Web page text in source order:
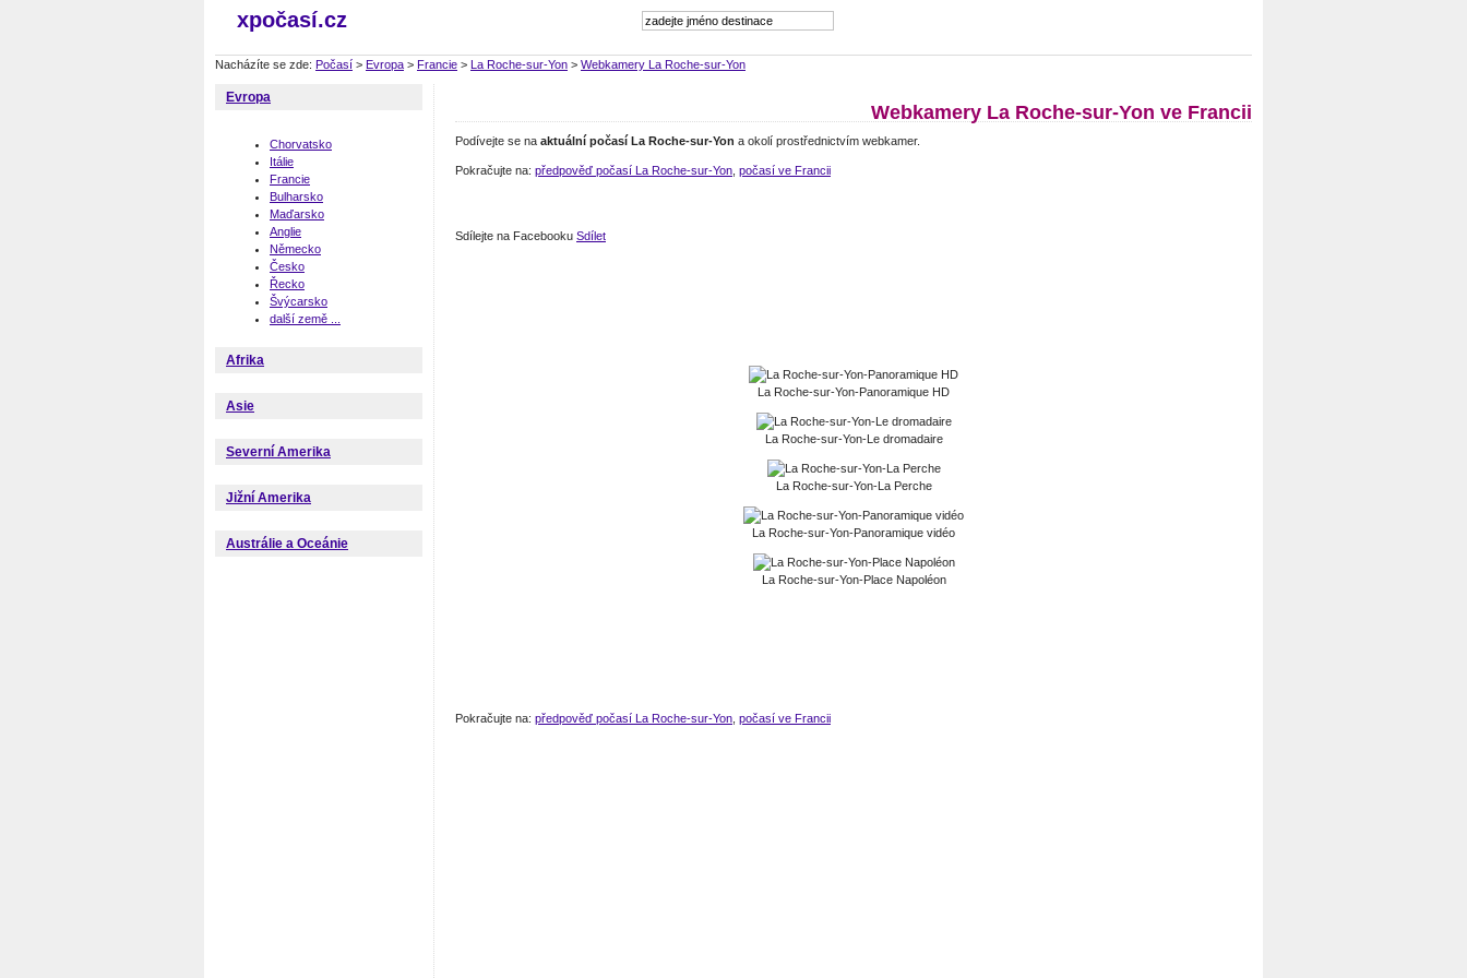
xpočasí.cz
Nacházíte se zde: Počasí > Evropa > Francie > La Roche-sur-Yon > Webkamery La Roche-sur-Yon
Evropa
Chorvatsko
Itálie
Francie
Bulharsko
Maďarsko
Anglie
Německo
Česko
Řecko
Švýcarsko
další země ...
Afrika
Asie
Severní Amerika
Jižní Amerika
Austrálie a Oceánie
Webkamery La Roche-sur-Yon ve Francii
Podívejte se na aktuální počasí La Roche-sur-Yon a okolí prostřednictvím webkamer.
Pokračujte na: předpověď počasí La Roche-sur-Yon počasí ve Francii
Sdílejte na Facebooku Sdílet
La Roche-sur-Yon-Panoramique HD
La Roche-sur-Yon-Le dromadaire
La Roche-sur-Yon-La Perche
La Roche-sur-Yon-Panoramique vidéo
La Roche-sur-Yon-Place Napoléon
Pokračujte na: předpověď počasí La Roche-sur-Yon počasí ve Francii